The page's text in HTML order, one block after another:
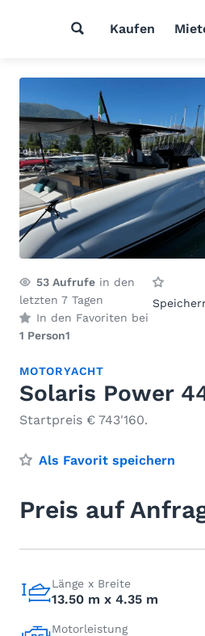
Kaufen
53 Aufrufe in den
letzten 7 Tagen
In den Favoriten bei
1 Person1
MOTORYACHT
Solaris Power
Startpreis € 743'160.
Als Favorit speichern
Preis auf
Länge x Breite
13.50 m x 4.35 m
Motorleistung